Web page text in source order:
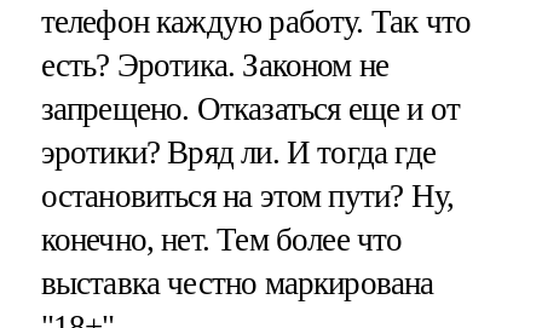
телефон каждую работу. Так что
есть? Эротика. Законом не
запрещено. Отказаться еще и от
эротики? Вряд ли. И тогда где
остановиться на этом пути? Ну,
конечно, нет. Тем более что
выставка честно маркирована